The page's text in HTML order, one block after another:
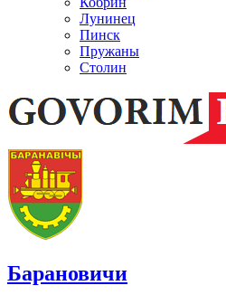
Лунинец
Пинск
Пружаны
Столин
Барановичи